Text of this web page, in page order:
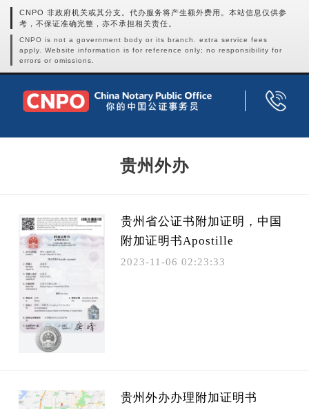
CNPO 非政府机关或其分支。代办服务将产生额外费用。本站信息仅供参
考，不保证准确完整，亦不承担相关责任。
CNPO is not a government body or its branch. extra service fees
apply. Website information is for reference only; no responsibility for
errors or omissions.
贵州外办
贵州省公证书附加证明，中国
附加证明书Apostille
2023-11-06 02:23:33
贵州外办办理附加证明书